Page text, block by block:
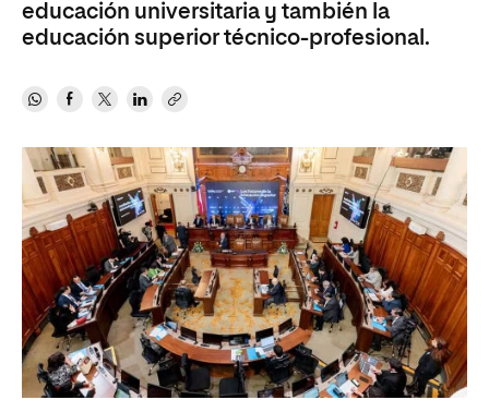
educación universitaria y también la
educación superior técnico-profesional.